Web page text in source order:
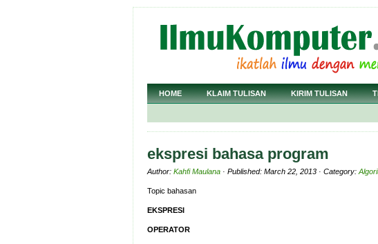
HOME KLAIM TULISAN KIRIM TULISAN
ekspresi bahasa program
Author: Kahfi Maulana · Published: March 22, 2013 · Category:
Topic bahasan
EKSPRESI
OPERATOR